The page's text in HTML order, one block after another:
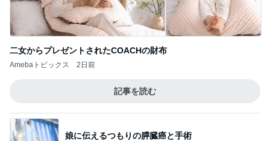
二女からプレゼントされたCOACHの財布
Amebaトピックス 2日前
記事を読む
娘に伝えるつもりの膵臓癌と手術